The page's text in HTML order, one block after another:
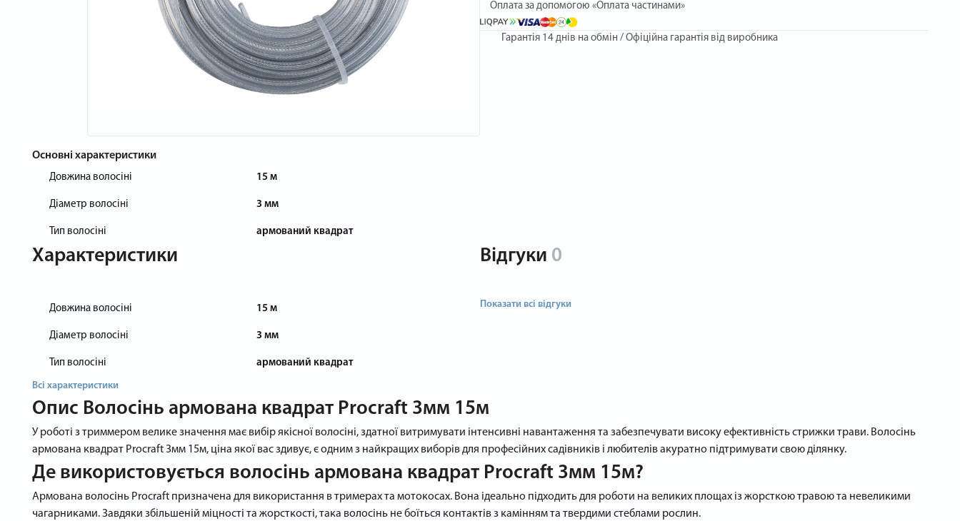
Основні характеристики
Довжина волосіні 15 м
Діаметр волосіні 3 мм
Тип волосіні армований квадрат
Оплата за допомогою «Оплата частинами»
Гарантія 14 днів на обмін / Офіційна гарантія від виробника
Характеристики
Довжина волосіні 15 м
Діаметр волосіні 3 мм
Тип волосіні армований квадрат
Всі характеристики
Відгуки 0
Показати всі відгуки
Опис Волосінь армована квадрат Procraft 3мм 15м
У роботі з триммером велике значення має вибір якісної волосіні, здатної витримувати інтенсивні навантаження та забезпечувати високу ефективність стрижки трави. Волосінь
армована квадрат Procraft 3мм 15м, ціна якої вас здивує, є одним з найкращих виборів для професійних садівників і любителів акуратно підтримувати свою ділянку.
Де використовується волосінь армована квадрат Procraft 3мм 15м?
Армована волосінь Procraft призначена для використання в тримерах та мотокосах. Вона ідеально підходить для роботи на великих площах із жорсткою травою та невеликими
чагарниками. Завдяки збільшеній міцності та жорсткості, така волосінь не боїться контактів з камінням та твердими стеблами рослин.